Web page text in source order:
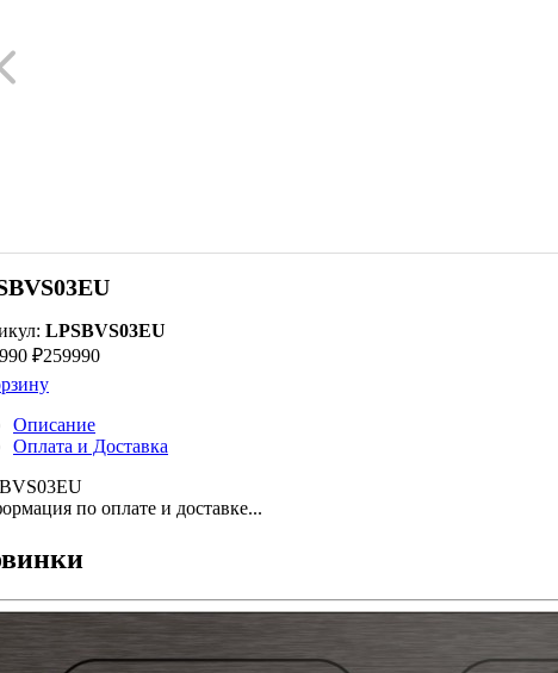
LPSBVS03EU
₽259990
Описание
Оплата и Доставка
по оплате и доставке...